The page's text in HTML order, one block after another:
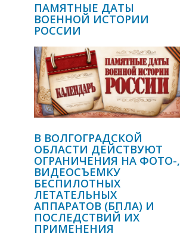
ПАМЯТНЫЕ ДАТЫ
ВОЕННОЙ ИСТОРИИ
РОССИИ
В ВОЛГОГРАДСКОЙ
ОБЛАСТИ ДЕЙСТВУЮТ
ОГРАНИЧЕНИЯ НА ФОТО-,
ВИДЕОСЪЕМКУ
БЕСПИЛОТНЫХ
ЛЕТАТЕЛЬНЫХ
АППАРАТОВ (БПЛА) И
ПОСЛЕДСТВИЙ ИХ
ПРИМЕНЕНИЯ